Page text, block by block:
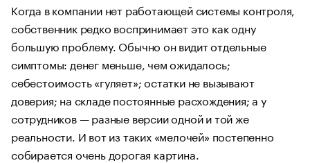
Когда в компании нет работающей системы контроля,
собственник редко воспринимает это как одну
большую проблему. Обычно он видит отдельные
симптомы: денег меньше, чем ожидалось;
себестоимость «гуляет»; остатки не вызывают
доверия; на складе постоянные расхождения; а у
сотрудников — разные версии одной и той же
реальности. И вот из таких «мелочей» постепенно
собирается очень дорогая картина.